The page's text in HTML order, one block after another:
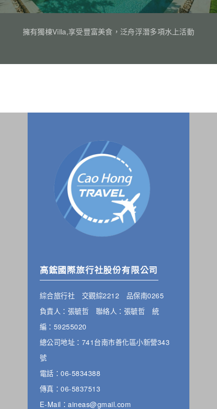
擁有獨棟Villa,享受豐富美食，泛舟浮潛多項水上活動
高鋐國際旅行社股份有限公司
綜合旅行社 交觀綜2212 品保南0265
負責人：張毓哲 聯絡人：張毓哲 統
編：59255020
總公司地址：741台南市善化區小新營343
號
電話：06-5834388
傳真：06-5837513
E-Mail：aineas@gmail.com